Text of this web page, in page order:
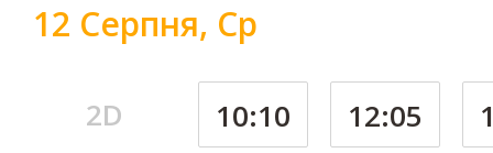
12 Серпня, Ср
2D 10:10 12:05